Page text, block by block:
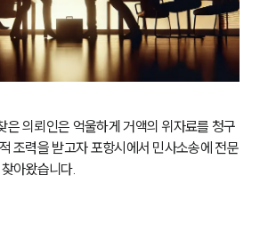
은 의뢰인은 억울하게 거액의 위자료를 청구
조력을 받고자 포항시에서 민사소송에 전문
아왔습니다.